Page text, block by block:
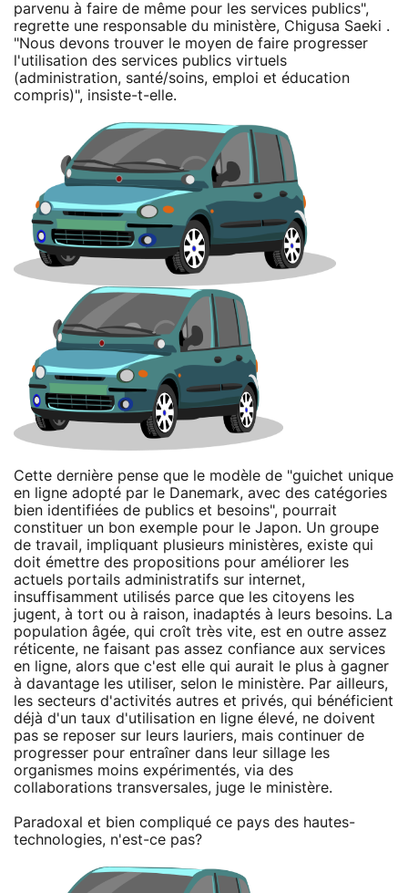
parvenu à faire de même pour les services publics",
regrette une responsable du ministère, Chigusa Saeki .
"Nous devons trouver le moyen de faire progresser
l'utilisation des services publics virtuels
(administration, santé/soins, emploi et éducation
compris)", insiste-t-elle.
Cette dernière pense que le modèle de "guichet unique
en ligne adopté par le Danemark, avec des catégories
bien identifiées de publics et besoins", pourrait
constituer un bon exemple pour le Japon. Un groupe
de travail, impliquant plusieurs ministères, existe qui
doit émettre des propositions pour améliorer les
actuels portails administratifs sur internet,
insuffisamment utilisés parce que les citoyens les
jugent, à tort ou à raison, inadaptés à leurs besoins. La
population âgée, qui croît très vite, est en outre assez
réticente, ne faisant pas assez confiance aux services
en ligne, alors que c'est elle qui aurait le plus à gagner
à davantage les utiliser, selon le ministère. Par ailleurs,
les secteurs d'activités autres et privés, qui bénéficient
déjà d'un taux d'utilisation en ligne élevé, ne doivent
pas se reposer sur leurs lauriers, mais continuer de
progresser pour entraîner dans leur sillage les
organismes moins expérimentés, via des
collaborations transversales, juge le ministère.
Paradoxal et bien compliqué ce pays des hautes-
technologies, n'est-ce pas?